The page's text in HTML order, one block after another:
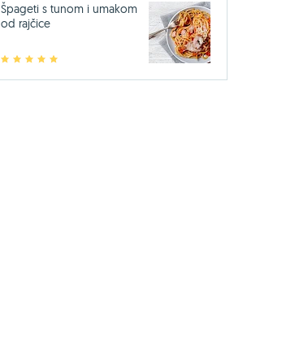
2 3 4
Špageti s tunom i umakom
od rajčice